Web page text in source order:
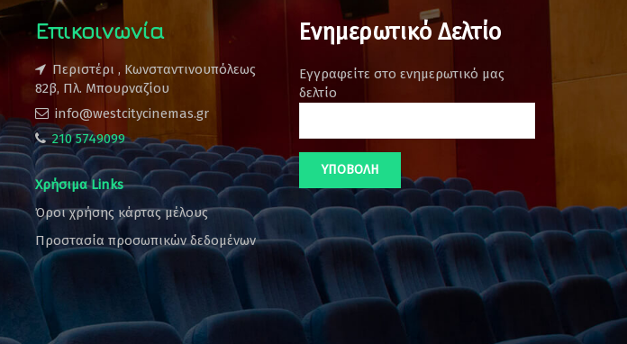
Επικοινωνία
Περιστέρι , Κωνσταντινουπόλεως
82β, Πλ. Μπουρναζίου
info@westcitycinemas.gr
210 5749099
Χρήσιμα Links
Όροι χρήσης κάρτας μέλους
Προστασία προσωπικών δεδομένων
Ενημερωτικό Δελτίο
Εγγραφείτε στο ενημερωτικό μας
δελτίο